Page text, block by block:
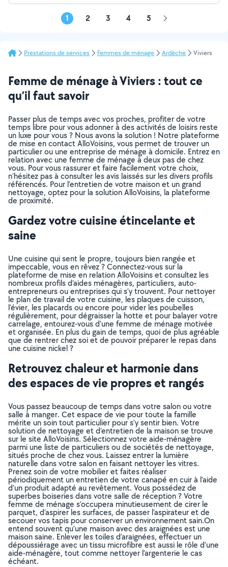
1 2 3 4 5 Page
Prestations de services Femmes de ménage Ardèche Viviers
Femme de ménage à Viviers : tout ce
qu’il faut savoir
Passer plus de temps avec vos proches, profiter de votre
temps libre pour vous adonner à des activités de loisirs reste
un luxe pour vous ? Nous avons la solution ! Notre plateforme
de mise en contact AlloVoisins, vous permet de trouver un
particulier ou une entreprise de ménage à domicile. Entrez en
relation avec une femme de ménage à deux pas de chez
vous. Pour vous rassurer et faire facilement votre choix,
n’hésitez pas à consulter les avis laissés sur les divers profils
référencés. Pour l’entretien de votre maison et un grand
nettoyage, optez pour la solution AlloVoisins, la plateforme
de proximité.
Gardez votre cuisine étincelante et
saine
Une cuisine qui sent le propre, toujours bien rangée et
impeccable, vous en rêvez ? Connectez-vous sur la
plateforme de mise en relation AlloVoisins et consultez les
nombreux profils d’aides ménagères, particuliers, auto-
entrepreneurs ou entreprises qui s’y trouvent. Pour nettoyer
le plan de travail de votre cuisine, les plaques de cuisson,
l’évier, les placards ou encore pour vider les poubelles
régulièrement, pour dégraisser la hotte et pour balayer votre
carrelage, entourez-vous d’une femme de ménage motivée
et organisée. En plus du gain de temps, quoi de plus agréable
que de rentrer chez soi et de pouvoir préparer le repas dans
une cuisine nickel ?
Retrouvez chaleur et harmonie dans
des espaces de vie propres et rangés
Vous passez beaucoup de temps dans votre salon ou votre
salle à manger. Cet espace de vie pour toute la famille
mérite un soin tout particulier pour s’y sentir bien. Votre
solution de nettoyage et d’entretien de la maison se trouve
sur le site AlloVoisins. Sélectionnez votre aide-ménagère
parmi une liste de particuliers ou de sociétés de nettoyage,
situés proche de chez vous. Laissez entrer la lumière
naturelle dans votre salon en faisant nettoyer les vitres.
Prenez soin de votre mobilier et faites réaliser
périodiquement un entretien de votre canapé en cuir à l’aide
d’un produit adapté au revêtement. Vous possédez de
superbes boiseries dans votre salle de réception ? Votre
femme de ménage s’occupera minutieusement de cirer le
parquet, d’aspirer les surfaces, de passer l’aspirateur et de
secouer vos tapis pour conserver un environnement sain.On
entend souvent qu’une maison avec des araignées est une
maison saine. Enlever les toiles d’araignées, effectuer un
dépoussiérage avec un tissu microfibre est aussi le rôle d’une
aide-ménagère, tout comme nettoyer l’argenterie le cas
échéant.